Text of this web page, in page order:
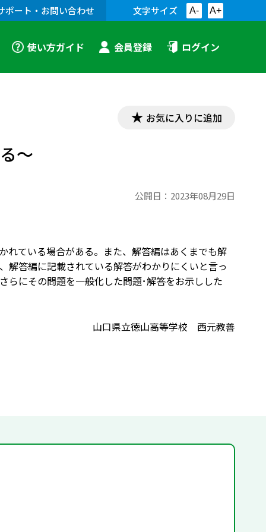
ポート・お問い合わせ 文字サイズ A- A+
使い方ガイド 会員登録 ログイン
お気に入りに追加
～
公開日： 2023年08月29日
れている場合がある。また、解答編はあくまでも解
解答編に記載されている解答がわかりにくいと言っ
らにその問題を一般化した問題･解答をお示しした
山口県立徳山高等学校 西元教善